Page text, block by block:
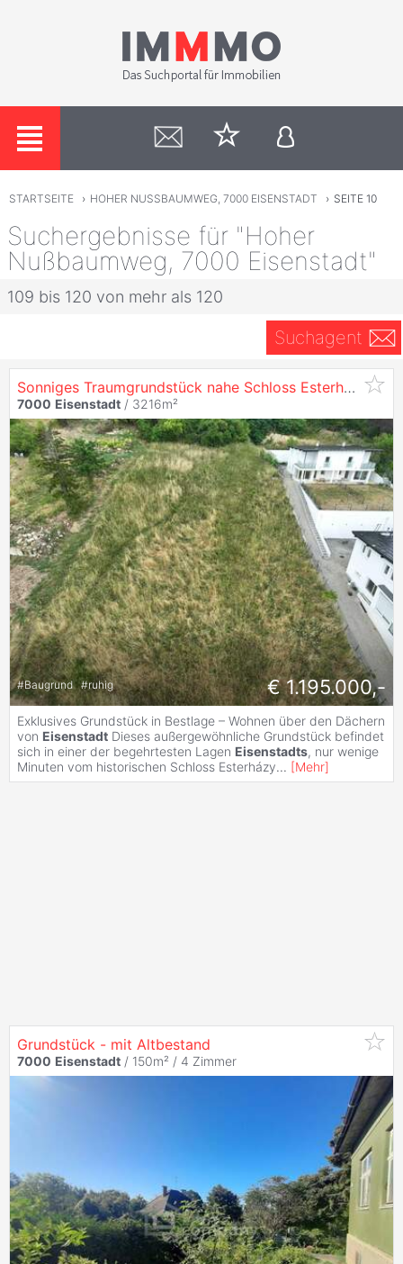
STARTSEITE › HOHER NUSSBAUMWEG, 7000 EISENSTADT › SEITE 10
Suchergebnisse für "Hoher
Nußbaumweg, 7000 Eisenstadt"
109 bis 120 von mehr als 120
Suchagent
Sonniges Traumgrundstück nahe Schloss Esterházy
7000 Eisenstadt / 3216m²
#Baugrund #ruhig € 1.195.000,-
Exklusives Grundstück in Bestlage – Wohnen über den Dächern
von Eisenstadt Dieses außergewöhnliche Grundstück befindet
sich in einer der begehrtesten Lagen Eisenstadts, nur wenige
Minuten vom historischen Schloss Esterházy... [Mehr]
Grundstück - mit Altbestand
7000 Eisenstadt / 150m² / 4 Zimmer